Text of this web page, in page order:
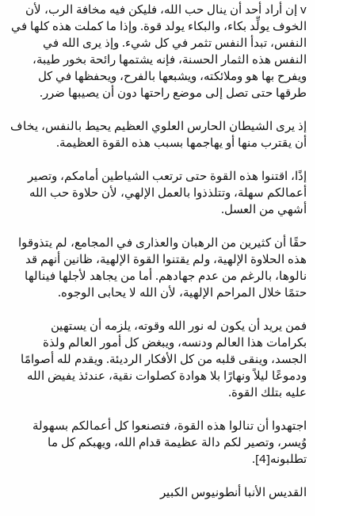
v إن أراد أحد أن ينال حب الله، فليكن فيه مخافة الرب، لأن
الخوف يولِّد بكاء، والبكاء يولد قوة. وإذا ما كملت هذه كلها في
النفس، تبدأ النفس تثمر في كل شيء. وإذ يرى الله في
النفس هذه الثمار الحسنة، فإنه يشتمها رائحة بخور طيبة،
ويفرح بها هو وملائكته، ويشبعها بالفرح، ويحفظها في كل
طرقها حتى تصل إلى موضع راحتها دون أن يصيبها ضرر.
إذ يرى الشيطان الحارس العلوي العظيم يحيط بالنفس، يخاف
أن يقترب منها أو يهاجمها بسبب هذه القوة العظيمة.
إذًا، اقتنوا هذه القوة حتى ترتعب الشياطين أمامكم، وتصير
أعمالكم سهلة، وتتلذذوا بالعمل الإلهي، لأن حلاوة حب الله
أشهي من العسل.
حقًا أن كثيرين من الرهبان والعذارى في المجامع، لم يتذوقوا
هذه الحلاوة الإلهية، ولم يقتنوا القوة الإلهية، ظانين أنهم قد
نالوها، بالرغم من عدم جهادهم. أما من يجاهد لأجلها فينالها
حتمًا خلال المراحم الإلهية، لأن الله لا يحابى الوجوه.
فمن يريد أن يكون له نور الله وقوته، يلزمه أن يستهين
بكرامات هذا العالم ودنسه، ويبغض كل أمور العالم ولذة
الجسد، وينقى قلبه من كل الأفكار الرديئة. ويقدم لله أصوامًا
ودموعًا ليلاً ونهارًا بلا هوادة كصلوات نقية، عندئذ يفيض الله
عليه بتلك القوة.
اجتهدوا أن تنالوا هذه القوة، فتصنعوا كل أعمالكم بسهولة
وُيسر، وتصير لكم دالة عظيمة قدام الله، ويهبكم كل ما
تطلبونه[4].
القديس الأنبا أنطونيوس الكبير